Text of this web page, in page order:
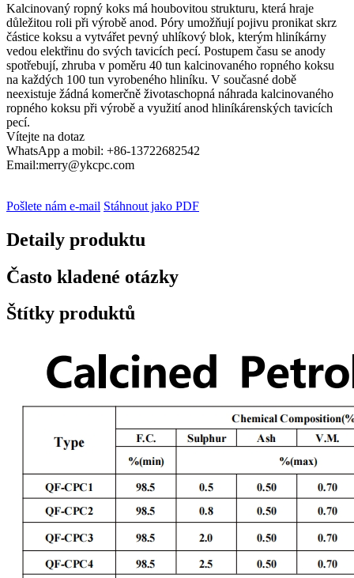
Kalcinovaný ropný koks má houbovitou strukturu, která hraje
důležitou roli při výrobě anod. Póry umožňují pojivu pronikat skrz
částice koksu a vytvářet pevný uhlíkový blok, kterým hliníkárny
vedou elektřinu do svých tavicích pecí. Postupem času se anody
spotřebují, zhruba v poměru 40 tun kalcinovaného ropného koksu
na každých 100 tun vyrobeného hliníku. V současné době
neexistuje žádná komerčně životaschopná náhrada kalcinovaného
ropného koksu při výrobě a využití anod hliníkárenských tavicích
pecí.
Vítejte na dotaz
WhatsApp a mobil: +86-13722682542
Email:merry@ykcpc.com
Pošlete nám e-mail Stáhnout jako PDF
Detaily produktu
Často kladené otázky
Štítky produktů